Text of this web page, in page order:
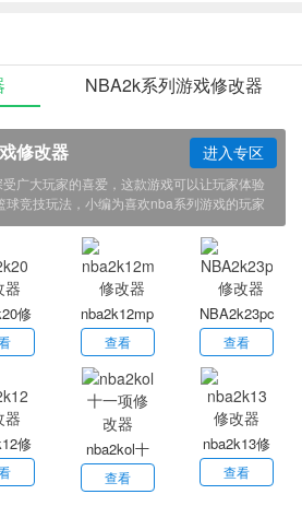
NBA2k系列游戏修改器
修改器
广大玩家的喜爱，这款游戏可以让玩家体验
球竞技玩法，小编为喜欢nba系列游戏的玩家
游戏辅助修改器，感兴趣的小伙伴欢迎点击下
进入专区
修
nba2k12mp
修改器
查看
NBA2k23pc
修改器
查看
修
nba2kol十
一项修改器
查看
nba2k13修
改器
查看